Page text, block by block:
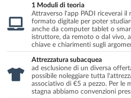
1 Moduli di teoria
Attraverso l'app PADI riceverai il
formato digitale per poter
anche da computer tablet o
istruttore, da remoto o dal vivo,
chiave e chiarimenti sugli
Attrezzatura subacquea
ad esclusione di un diversa
possibile noleggiare tutta
associativo di €5 a pezzo. Per le
stagna abbiamo convenzioni